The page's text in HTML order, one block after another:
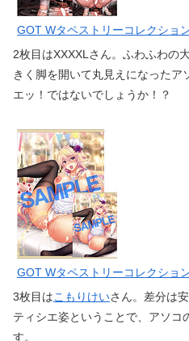
GOT Wタペストリーコレクショ
2枚目はXXXXLさん。ふわふわの
きく脚を開いて丸見えになったア
エッ！ではないでしょうか！？
GOT Wタペストリーコレクショ
3枚目はこもりけいさん。差分は
ティシエ姿ということで、アソコ
す。